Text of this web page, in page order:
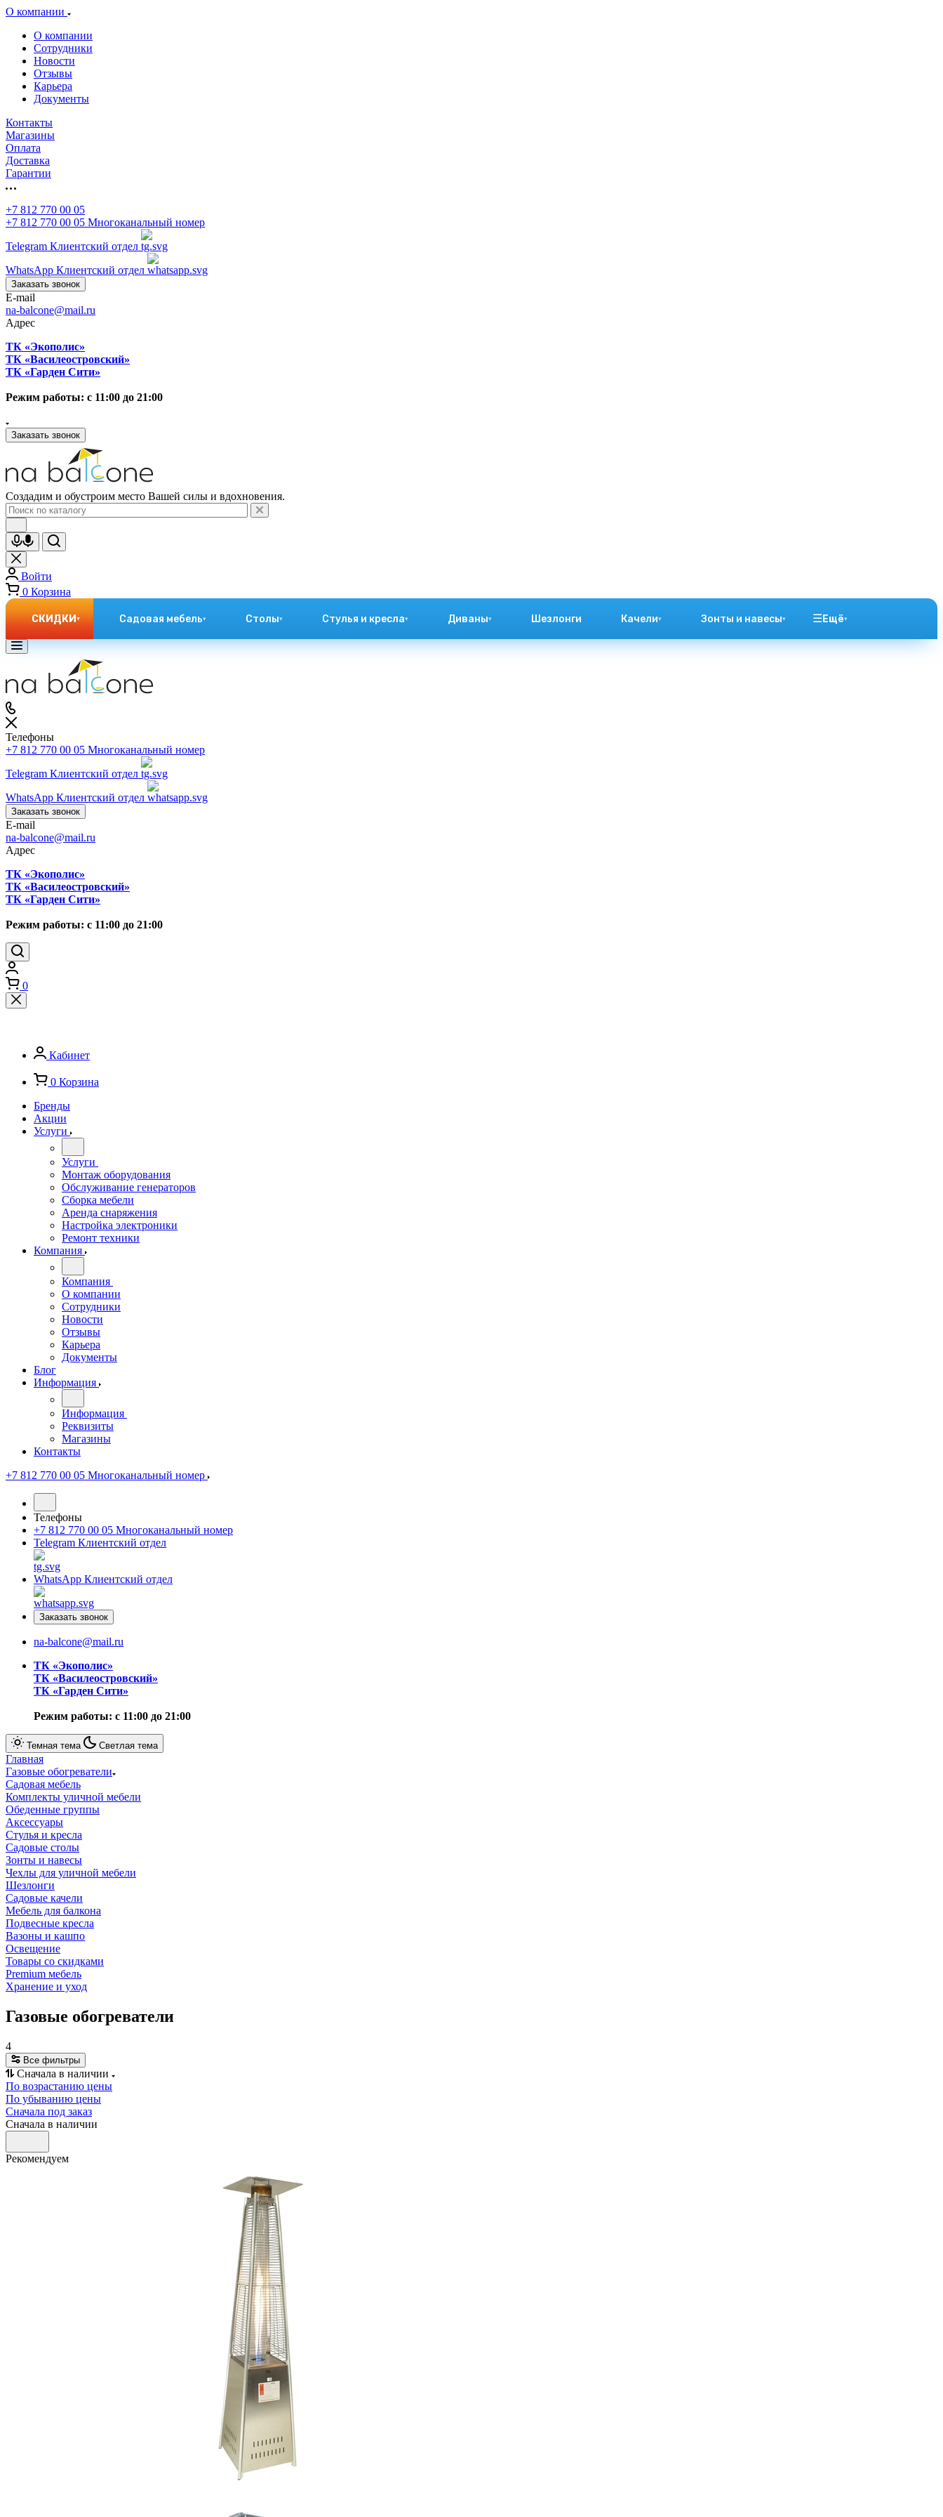
О компании
О компании
Сотрудники
Новости
Отзывы
Карьера
Документы
Контакты
Магазины
Оплата
Доставка
Гарантии
+7 812 770 00 05
+7 812 770 00 05 Многоканальный номер
Telegram Клиентский отдел
WhatsApp Клиентский отдел
Заказать звонок
E-mail
na-balcone@mail.ru
Адрес
ТК «Экополис»
ТК «Василеостровский»
ТК «Гарден Сити»
Режим работы: с 11:00 до 21:00
Заказать звонок
Создадим и обустроим место Вашей силы и вдохновения.
Войти
0 Корзина
СКИДКИ▾ Садовая мебель▾ Столы▾ Стулья и кресла▾ Диваны▾ Шезлонги Качели▾ Зонты и навесы▾ ☰ Ещё▾
Телефоны
+7 812 770 00 05 Многоканальный номер
Telegram Клиентский отдел
WhatsApp Клиентский отдел
Заказать звонок
E-mail
na-balcone@mail.ru
Адрес
ТК «Экополис»
ТК «Василеостровский»
ТК «Гарден Сити»
Режим работы: с 11:00 до 21:00
0
Кабинет
0 Корзина
Бренды
Акции
Услуги
Услуги
Монтаж оборудования
Обслуживание генераторов
Сборка мебели
Аренда снаряжения
Настройка электроники
Ремонт техники
Компания
Компания
О компании
Сотрудники
Новости
Отзывы
Карьера
Документы
Блог
Информация
Информация
Реквизиты
Магазины
Контакты
+7 812 770 00 05 Многоканальный номер
Телефоны
+7 812 770 00 05 Многоканальный номер
Telegram Клиентский отдел
WhatsApp Клиентский отдел
Заказать звонок
na-balcone@mail.ru
ТК «Экополис»
ТК «Василеостровский»
ТК «Гарден Сити»
Режим работы: с 11:00 до 21:00
Темная тема Светлая тема
Главная
Газовые обогреватели
Cадовая мебель
Комплекты уличной мебели
Обеденные группы
Аксессуары
Стулья и кресла
Садовые столы
Зонты и навесы
Чехлы для уличной мебели
Шезлонги
Садовые качели
Мебель для балкона
Подвесные кресла
Вазоны и кашпо
Освещение
Товары со скидками
Premium мебель
Хранение и уход
Газовые обогреватели
4
Все фильтры
Сначала в наличии
По возрастанию цены
По убыванию цены
Сначала под заказ
Сначала в наличии
Рекомендуем